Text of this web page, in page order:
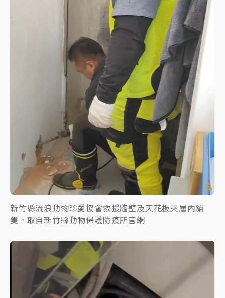
新竹縣流浪動物珍愛協會救援牆壁及天花板夾層內貓
隻。取自新竹縣動物保護防疫所官網